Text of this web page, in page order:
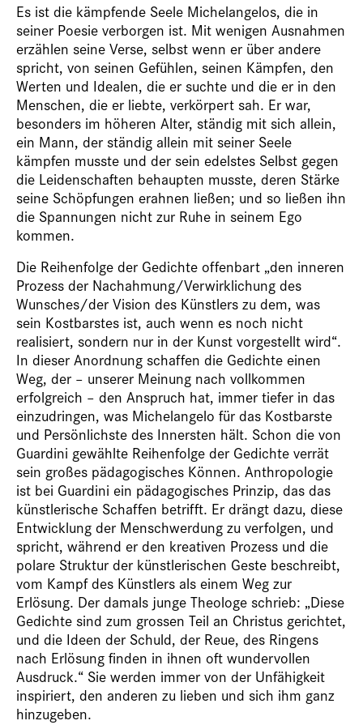
Es ist die kämpfende Seele Michelangelos, die in
seiner Poesie verborgen ist. Mit wenigen Ausnahmen
erzählen seine Verse, selbst wenn er über andere
spricht, von seinen Gefühlen, seinen Kämpfen, den
Werten und Idealen, die er suchte und die er in den
Menschen, die er liebte, verkörpert sah. Er war,
besonders im höheren Alter, ständig mit sich allein,
ein Mann, der ständig allein mit seiner Seele
kämpfen musste und der sein edelstes Selbst gegen
die Leidenschaften behaupten musste, deren Stärke
seine Schöpfungen erahnen ließen; und so ließen ihn
die Spannungen nicht zur Ruhe in seinem Ego
kommen.
Die Reihenfolge der Gedichte offenbart „den inneren
Prozess der Nachahmung/Verwirklichung des
Wunsches/der Vision des Künstlers zu dem, was
sein Kostbarstes ist, auch wenn es noch nicht
realisiert, sondern nur in der Kunst vorgestellt wird“.
In dieser Anordnung schaffen die Gedichte einen
Weg, der – unserer Meinung nach vollkommen
erfolgreich – den Anspruch hat, immer tiefer in das
einzudringen, was Michelangelo für das Kostbarste
und Persönlichste des Innersten hält. Schon die von
Guardini gewählte Reihenfolge der Gedichte verrät
sein großes pädagogisches Können. Anthropologie
ist bei Guardini ein pädagogisches Prinzip, das das
künstlerische Schaffen betrifft. Er drängt dazu, diese
Entwicklung der Menschwerdung zu verfolgen, und
spricht, während er den kreativen Prozess und die
polare Struktur der künstlerischen Geste beschreibt,
vom Kampf des Künstlers als einem Weg zur
Erlösung. Der damals junge Theologe schrieb: „Diese
Gedichte sind zum grossen Teil an Christus gerichtet,
und die Ideen der Schuld, der Reue, des Ringens
nach Erlösung finden in ihnen oft wundervollen
Ausdruck.“ Sie werden immer von der Unfähigkeit
inspiriert, den anderen zu lieben und sich ihm ganz
hinzugeben.